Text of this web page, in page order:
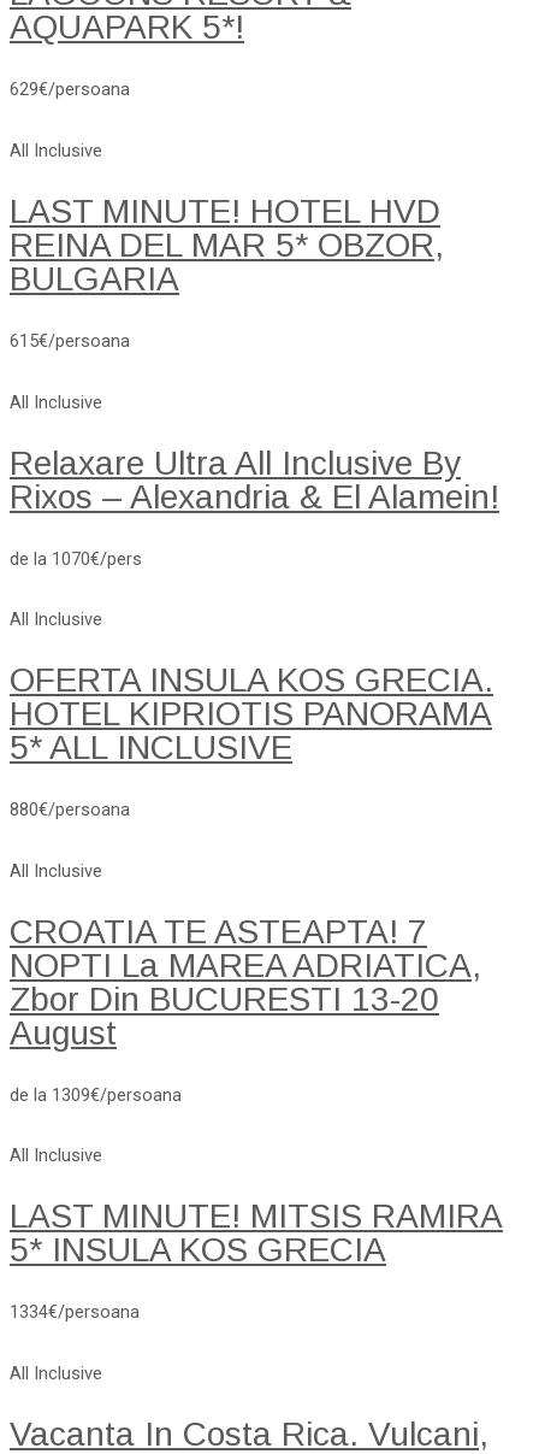
AQUAPARK 5*!
629€/persoana
All Inclusive
LAST MINUTE! HOTEL HVD
REINA DEL MAR 5* OBZOR,
BULGARIA
615€/persoana
All Inclusive
Relaxare Ultra All Inclusive By
Rixos – Alexandria & El Alamein!
de la 1070€/pers
All Inclusive
OFERTA INSULA KOS GRECIA.
HOTEL KIPRIOTIS PANORAMA
5* ALL INCLUSIVE
880€/persoana
All Inclusive
CROATIA TE ASTEAPTA! 7
NOPTI La MAREA ADRIATICA,
Zbor Din BUCURESTI 13-20
August
de la 1309€/persoana
All Inclusive
LAST MINUTE! MITSIS RAMIRA
5* INSULA KOS GRECIA
1334€/persoana
All Inclusive
Vacanta In Costa Rica. Vulcani,